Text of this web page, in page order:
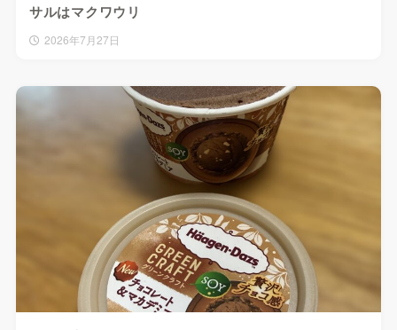
サルはマクワウリ
2026年7月27日